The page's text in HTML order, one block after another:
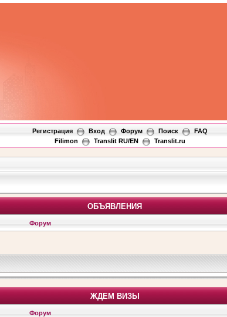
Регистрация Вход Форум Поиск
FAQ
Filimon
Translit RU/EN Translit.ru
ОБЪЯВЛЕНИЯ
Форум
ЖДЕМ ВИЗЫ
Форум